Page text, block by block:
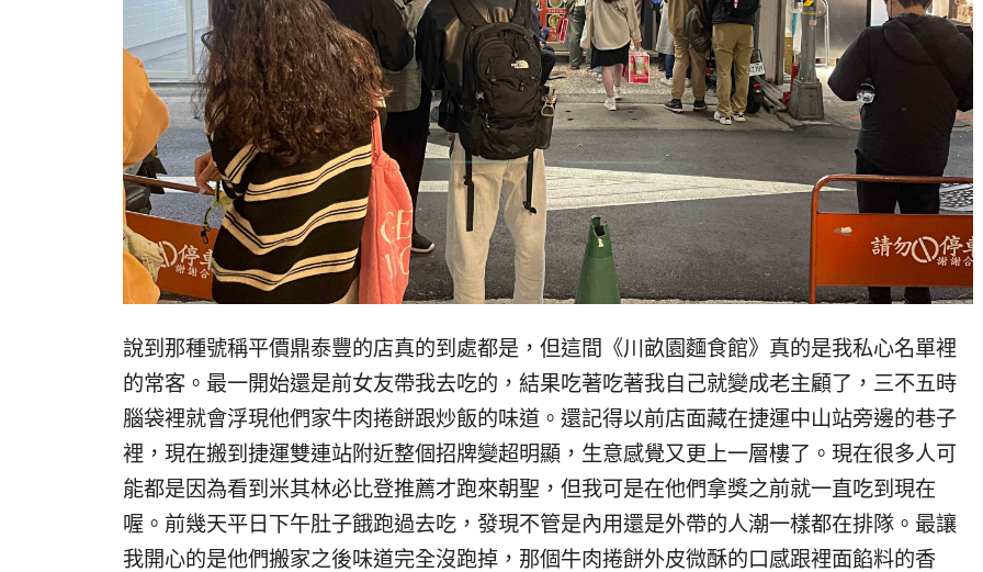
說到那種號稱平價鼎泰豐的店真的到處都是，但這間《川畝園麵食館》真的是我私心名單裡
的常客。最一開始還是前女友帶我去吃的，結果吃著吃著我自己就變成老主顧了，三不五時
腦袋裡就會浮現他們家牛肉捲餅跟炒飯的味道。還記得以前店面藏在捷運中山站旁邊的巷子
裡，現在搬到捷運雙連站附近整個招牌變超明顯，生意感覺又更上一層樓了。現在很多人可
能都是因為看到米其林必比登推薦才跑來朝聖，但我可是在他們拿獎之前就一直吃到現在
喔。前幾天平日下午肚子餓跑過去吃，發現不管是內用還是外帶的人潮一樣都在排隊。最讓
我開心的是他們搬家之後味道完全沒跑掉，那個牛肉捲餅外皮微酥的口感跟裡面餡料的香